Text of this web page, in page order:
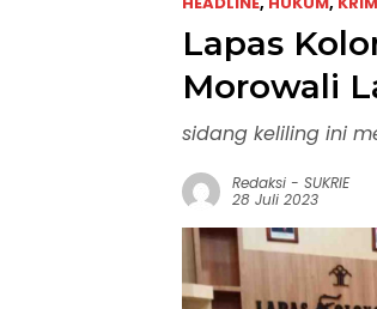
Lapas
Morowali
sidang keliling ini
Redaksi - SUKRIE
28 Juli 2023